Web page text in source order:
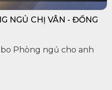
NGỦ CHỊ VÂN - ĐỒNG
Phòng ngủ cho anh